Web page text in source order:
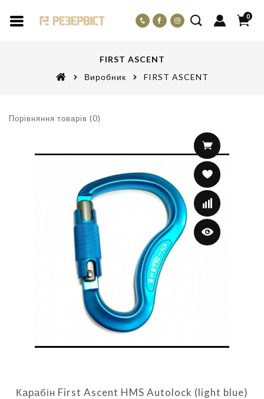
0
FIRST ASCENT
Виробник
FIRST ASCENT
Порівняння товарів (0)
Карабін First Ascent HMS Autolock (light blue)